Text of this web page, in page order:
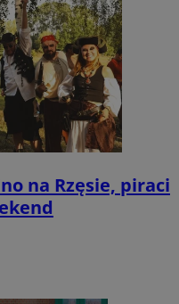
na Rzęsie, piraci